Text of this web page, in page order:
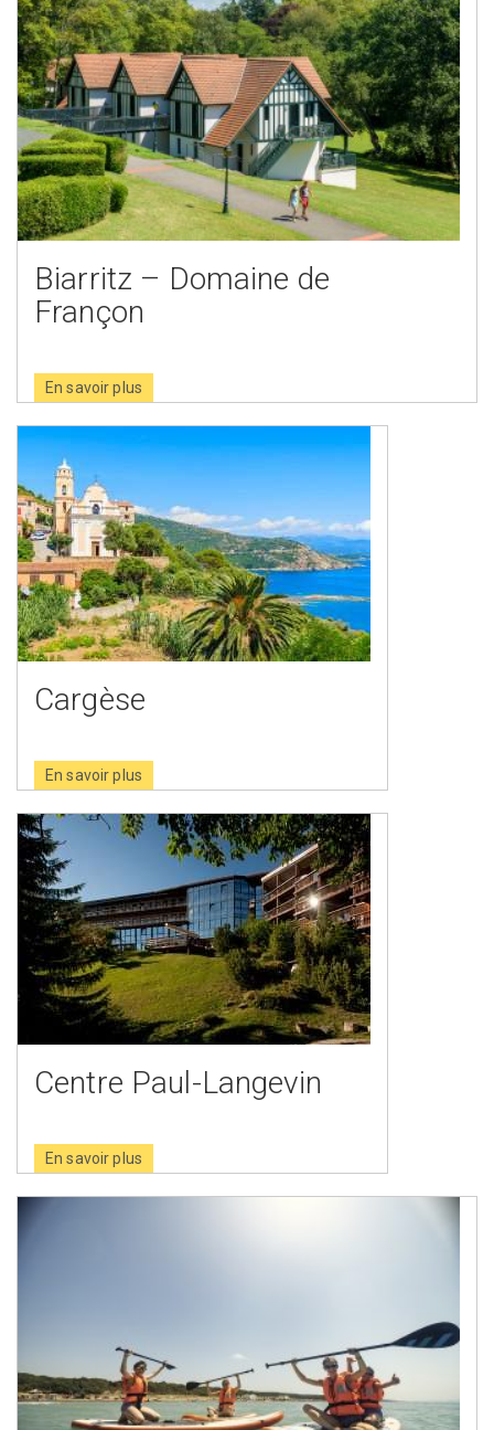
Biarritz – Domaine de
Françon
En savoir plus
Cargèse
En savoir plus
Centre Paul-Langevin
En savoir plus